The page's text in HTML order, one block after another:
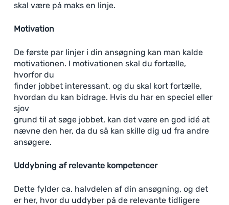
skal være på maks en linje.
Motivation
De første par linjer i din ansøgning kan man kalde
motivationen. I motivationen skal du fortælle,
hvorfor du
finder jobbet interessant, og du skal kort fortælle,
hvordan du kan bidrage. Hvis du har en speciel eller
sjov
grund til at søge jobbet, kan det være en god idé at
nævne den her, da du så kan skille dig ud fra andre
ansøgere.
Uddybning af relevante kompetencer
Dette fylder ca. halvdelen af din ansøgning, og det
er her, hvor du uddyber på de relevante tidligere